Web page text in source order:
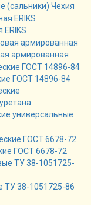
(сальники) Чехия
армированная
ГОСТ 14896-84
универсальные
ГОСТ 6678-72
ТУ 38-1051725-86